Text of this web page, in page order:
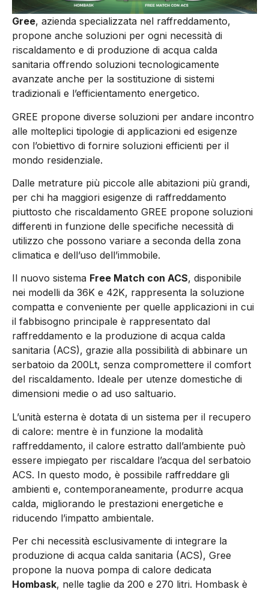
Gree, azienda specializzata nel raffreddamento,
propone anche soluzioni per ogni necessità di
riscaldamento e di produzione di acqua calda
sanitaria offrendo soluzioni tecnologicamente
avanzate anche per la sostituzione di sistemi
tradizionali e l’efficientamento energetico.
GREE propone diverse soluzioni per andare incontro
alle molteplici tipologie di applicazioni ed esigenze
con l’obiettivo di fornire soluzioni efficienti per il
mondo residenziale.
Dalle metrature più piccole alle abitazioni più grandi,
per chi ha maggiori esigenze di raffreddamento
piuttosto che riscaldamento GREE propone soluzioni
differenti in funzione delle specifiche necessità di
utilizzo che possono variare a seconda della zona
climatica e dell’uso dell’immobile.
Il nuovo sistema Free Match con ACS, disponibile
nei modelli da 36K e 42K, rappresenta la soluzione
compatta e conveniente per quelle applicazioni in cui
il fabbisogno principale è rappresentato dal
raffreddamento e la produzione di acqua calda
sanitaria (ACS), grazie alla possibilità di abbinare un
serbatoio da 200Lt, senza compromettere il comfort
del riscaldamento. Ideale per utenze domestiche di
dimensioni medie o ad uso saltuario.
L’unità esterna è dotata di un sistema per il recupero
di calore: mentre è in funzione la modalità
raffreddamento, il calore estratto dall’ambiente può
essere impiegato per riscaldare l’acqua del serbatoio
ACS. In questo modo, è possibile raffreddare gli
ambienti e, contemporaneamente, produrre acqua
calda, migliorando le prestazioni energetiche e
riducendo l’impatto ambientale.
Per chi necessità esclusivamente di integrare la
produzione di acqua calda sanitaria (ACS), Gree
propone la nuova pompa di calore dedicata
Hombask, nelle taglie da 200 e 270 litri. Hombask è